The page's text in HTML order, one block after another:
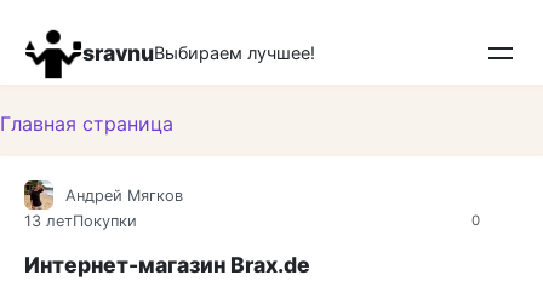
контенту
sravnuВыбираем лучшее!
Главная страница
0
Андрей Мягков
13 летПокупки
Интернет-магазин Brax.de